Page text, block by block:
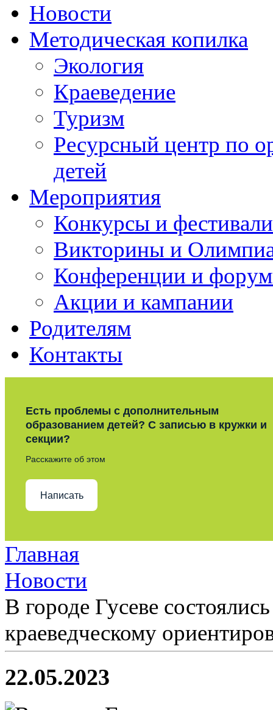
Новости
Методическая копилка
Экология
Краеведение
Туризм
Ресурсный центр по
детей
Мероприятия
Конкурсы и фестивали
Викторины и
Конференции и
Акции и кампании
Родителям
Контакты
Есть проблемы с дополнительным
образованием детей? С записью в кружки и
секции?
Расскажите об этом
Написать
Главная
Новости
В городе Гусеве
краеведческому
22.05.2023